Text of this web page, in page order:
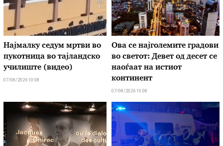
Најмалку седум мртви во
пукотница во тајландско
училиште (видео)
07/08/2026 10:08
Ова се најголемите градови
во светот: Девет од десет се
наоѓаат на истиот
континент
07/08/2026 10:08